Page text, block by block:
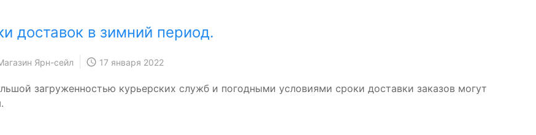
доставок в зимний период.
Ярн-сейл 17 января 2022
загруженностью курьерских служб и погодными условиями сроки доставки заказов могут